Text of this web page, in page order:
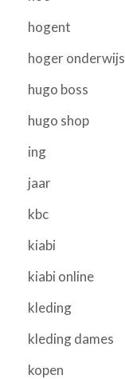
hogent
hoger onderwijs
hugo boss
hugo shop
ing
jaar
kbc
kiabi
kiabi online
kleding
kleding dames
kopen